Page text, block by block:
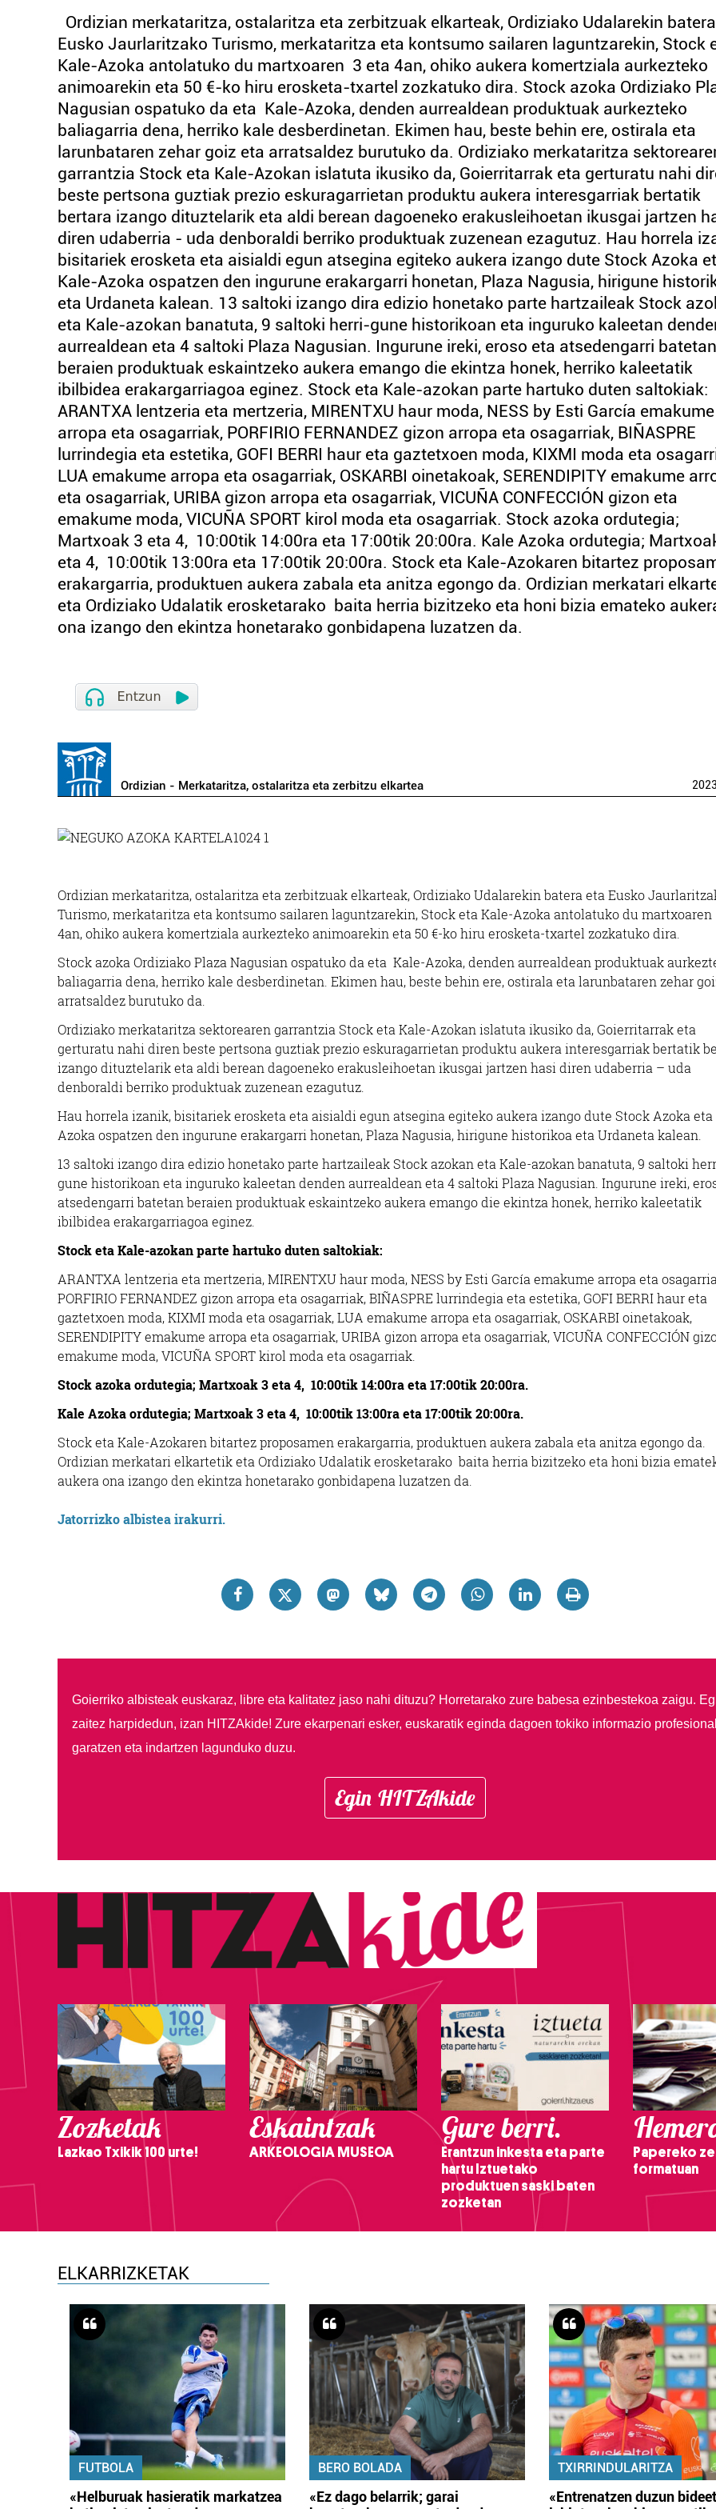
Ordizian merkataritza, ostalaritza eta zerbitzuak elkarteak, Ordiziako Udalarekin
Eusko Jaurlaritzako Turismo, merkataritza eta kontsumo sailaren laguntzarekin, Stock
Kale-Azoka antolatuko du martxoaren 3 eta 4an, ohiko aukera komertziala aurkezteko
animoarekin eta 50 €-ko hiru erosketa-txartel zozkatuko dira. Stock azoka Ordiziako
Nagusian ospatuko da eta Kale-Azoka, denden aurrealdean produktuak aurkezteko
baliagarria dena, herriko kale desberdinetan. Ekimen hau, beste behin ere, ostirala eta
larunbataren zehar goiz eta arratsaldez burutuko da. Ordiziako merkataritza
garrantzia Stock eta Kale-Azokan islatuta ikusiko da, Goierritarrak eta gerturatu nahi
beste pertsona guztiak prezio eskuragarrietan produktu aukera interesgarriak bertatik
bertara izango dituztelarik eta aldi berean dagoeneko erakusleihoetan ikusgai jartzen
diren udaberria - uda denboraldi berriko produktuak zuzenean ezagutuz. Hau horrela
bisitariek erosketa eta aisialdi egun atsegina egiteko aukera izango dute Stock Azoka
Kale-Azoka ospatzen den ingurune erakargarri honetan, Plaza Nagusia, hirigune
eta Urdaneta kalean. 13 saltoki izango dira edizio honetako parte hartzaileak Stock
eta Kale-azokan banatuta, 9 saltoki herri-gune historikoan eta inguruko kaleetan
aurrealdean eta 4 saltoki Plaza Nagusian. Ingurune ireki, eroso eta atsedengarri batetan
beraien produktuak eskaintzeko aukera emango die ekintza honek, herriko kaleetatik
ibilbidea erakargarriagoa eginez. Stock eta Kale-azokan parte hartuko duten saltokiak:
ARANTXA lentzeria eta mertzeria, MIRENTXU haur moda, NESS by Esti García emakume
arropa eta osagarriak, PORFIRIO FERNANDEZ gizon arropa eta osagarriak, BIÑASPRE
lurrindegia eta estetika, GOFI BERRI haur eta gaztetxoen moda, KIXMI moda eta
LUA emakume arropa eta osagarriak, OSKARBI oinetakoak, SERENDIPITY emakume
eta osagarriak, URIBA gizon arropa eta osagarriak, VICUÑA CONFECCIÓN gizon eta
emakume moda, VICUÑA SPORT kirol moda eta osagarriak. Stock azoka ordutegia;
Martxoak 3 eta 4, 10:00tik 14:00ra eta 17:00tik 20:00ra. Kale Azoka ordutegia;
eta 4, 10:00tik 13:00ra eta 17:00tik 20:00ra. Stock eta Kale-Azokaren bitartez
erakargarria, produktuen aukera zabala eta anitza egongo da. Ordizian merkatari
eta Ordiziako Udalatik erosketarako baita herria bizitzeko eta honi bizia emateko
ona izango den ekintza honetarako gonbidapena luzatzen da.
Ordizian - Merkataritza, ostalaritza eta zerbitzu elkartea 2023
Ordizian merkataritza, ostalaritza eta zerbitzuak elkarteak, Ordiziako Udalarekin batera eta Eusko
Turismo, merkataritza eta kontsumo sailaren laguntzarekin, Stock eta Kale-Azoka antolatuko du
4an, ohiko aukera komertziala aurkezteko animoarekin eta 50 €-ko hiru erosketa-txartel zozkatuko dira.
Stock azoka Ordiziako Plaza Nagusian ospatuko da eta Kale-Azoka, denden aurrealdean produktuak
baliagarria dena, herriko kale desberdinetan. Ekimen hau, beste behin ere, ostirala eta larunbataren zehar
arratsaldez burutuko da.
Ordiziako merkataritza sektorearen garrantzia Stock eta Kale-Azokan islatuta ikusiko da, Goierritarrak eta
gerturatu nahi diren beste pertsona guztiak prezio eskuragarrietan produktu aukera interesgarriak bertatik
izango dituztelarik eta aldi berean dagoeneko erakusleihoetan ikusgai jartzen hasi diren udaberria – uda
denboraldi berriko produktuak zuzenean ezagutuz.
Hau horrela izanik, bisitariek erosketa eta aisialdi egun atsegina egiteko aukera izango dute Stock Azoka eta
Azoka ospatzen den ingurune erakargarri honetan, Plaza Nagusia, hirigune historikoa eta Urdaneta kalean.
13 saltoki izango dira edizio honetako parte hartzaileak Stock azokan eta Kale-azokan banatuta, 9 saltoki
gune historikoan eta inguruko kaleetan denden aurrealdean eta 4 saltoki Plaza Nagusian. Ingurune ireki,
atsedengarri batetan beraien produktuak eskaintzeko aukera emango die ekintza honek, herriko kaleetatik
ibilbidea erakargarriagoa eginez.
Stock eta Kale-azokan parte hartuko duten saltokiak:
ARANTXA lentzeria eta mertzeria, MIRENTXU haur moda, NESS by Esti García emakume arropa eta
PORFIRIO FERNANDEZ gizon arropa eta osagarriak, BIÑASPRE lurrindegia eta estetika, GOFI BERRI haur eta
gaztetxoen moda, KIXMI moda eta osagarriak, LUA emakume arropa eta osagarriak, OSKARBI oinetakoak,
SERENDIPITY emakume arropa eta osagarriak, URIBA gizon arropa eta osagarriak, VICUÑA CONFECCIÓN
emakume moda, VICUÑA SPORT kirol moda eta osagarriak.
Stock azoka ordutegia; Martxoak 3 eta 4, 10:00tik 14:00ra eta 17:00tik 20:00ra.
Kale Azoka ordutegia; Martxoak 3 eta 4, 10:00tik 13:00ra eta 17:00tik 20:00ra.
Stock eta Kale-Azokaren bitartez proposamen erakargarria, produktuen aukera zabala eta anitza egongo da.
Ordizian merkatari elkartetik eta Ordiziako Udalatik erosketarako baita herria bizitzeko eta honi bizia
aukera ona izango den ekintza honetarako gonbidapena luzatzen da.
Jatorrizko albistea irakurri.
Goierriko albisteak euskaraz, libre eta kalitatez jaso nahi dituzu? Horretarako zure babesa ezinbestekoa zaigu.
zaitez harpidedun, izan HITZAkide! Zure ekarpenari esker, euskaratik eginda dagoen tokiko informazio
garatzen eta indartzen lagunduko duzu.
Egin HITZAkide
Zozketak
Lazkao Txikik 100 urte!
Eskaintzak
ARKEOLOGIA MUSEOA
Gure berri.
Erantzun inkesta eta parte
hartu Iztuetako
produktuen saski baten
zozketan
Papereko
formatuan
ELKARRIZKETAK
FUTBOLA
«Helburuak hasieratik markatzea
BERO BOLADA
«Ez dago belarrik; garai
TXIRRINDULARITZA
«Entrenatzen duzun